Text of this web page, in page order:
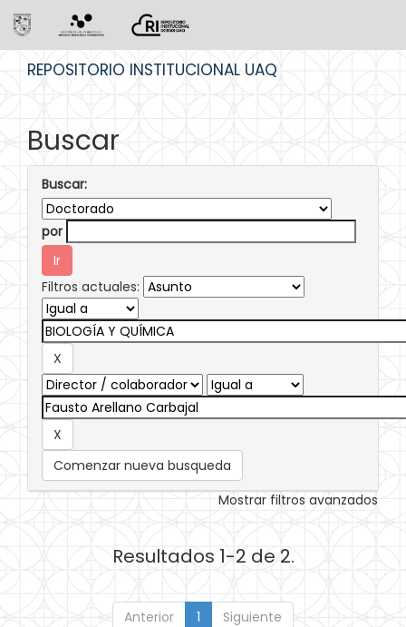
REPOSITORIO INSTITUCIONAL UAQ
Buscar
Buscar:
por
Filtros actuales:
Comenzar nueva busqueda
Mostrar filtros avanzados
Resultados 1-2 de 2.
Anterior 1 Siguiente